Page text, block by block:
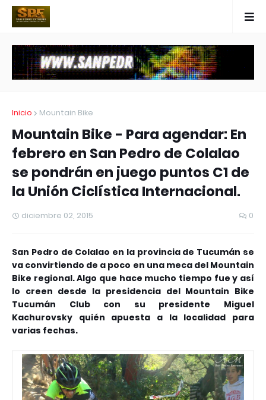
Inicio Mountain Bike
Mountain Bike - Para agendar: En
febrero en San Pedro de Colalao
se pondrán en juego puntos C1 de
la Unión Ciclística Internacional.
diciembre 02, 2015 0
San Pedro de Colalao en la provincia de Tucumán se
va convirtiendo de a poco en una meca del Mountain
Bike regional. Algo que hace mucho tiempo fue y así
lo creen desde la presidencia del Mountain Bike
Tucumán Club con su presidente Miguel
Kachurovsky quién apuesta a la localidad para
varias fechas.